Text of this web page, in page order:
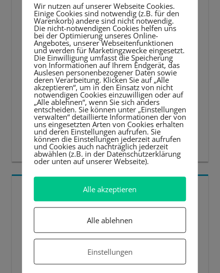
5 BESTE LERNTIPPS
Video-
Wir nutzen auf unserer Webseite Cookies.
Einige Cookies sind notwendig (z.B. für den
Warenkorb) andere sind nicht notwendig.
Die nicht-notwendigen Cookies helfen uns
bei der Optimierung unseres Online-
Angebotes, unserer Webseitenfunktionen
und werden für Marketingzwecke eingesetzt.
Die Einwilligung umfasst die Speicherung
von Informationen auf Ihrem Endgerät, das
Auslesen personenbezogener Daten sowie
deren Verarbeitung. Klicken Sie auf „Alle
akzeptieren“, um in den Einsatz von nicht
notwendigen Cookies einzuwilligen oder auf
„Alle ablehnen“, wenn Sie sich anders
entscheiden. Sie können unter „Einstellungen
verwalten“ detaillierte Informationen der von
uns eingesetzten Arten von Cookies erhalten
und deren Einstellungen aufrufen. Sie
können die Einstellungen jederzeit aufrufen
und Cookies auch nachträglich jederzeit
abwählen (z.B. in der Datenschutzerklärung
oder unten auf unserer Webseite).
Alle akzeptieren
Alle ablehnen
Einstellungen